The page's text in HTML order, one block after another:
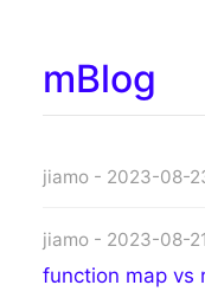
mBlog
jiamo - 2023-08-
jiamo - 2023-08-21
function map vs